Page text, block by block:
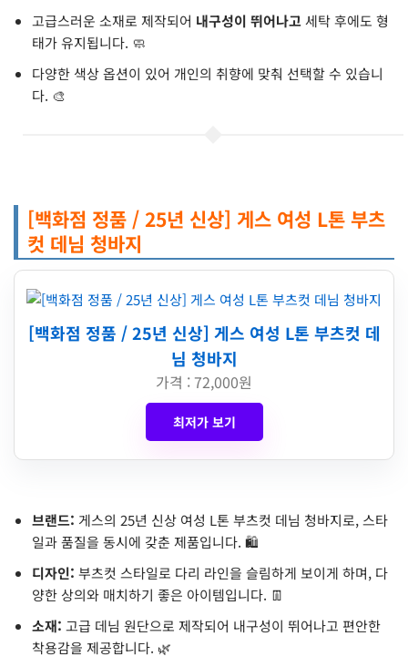
고급스러운 소재로 제작되어 내구성이 뛰어나고세탁 후에도 형
태가 유지됩니다. 🧼
다양한 색상 옵션이 있어 개인의 취향에 맞춰 선택할 수 있습니
다. 🎨
[백화점 정품 / 25년 신상] 게스 여성 L톤 부츠
컷 데님 청바지
[백화점 정품 / 25년 신상] 게스 여성 L톤 부츠컷 데
님 청바지
가격 : 72,000원
최저가 보기
브랜드: 게스의 25년 신상 여성 L톤 부츠컷 데님 청바지로, 스타
일과 품질을 동시에 갖춘 제품입니다. 🛍️
디자인: 부츠컷 스타일로 다리 라인을 슬림하게 보이게 하며, 다
양한 상의와 매치하기 좋은 아이템입니다. 👖
소재: 고급 데님 원단으로 제작되어 내구성이 뛰어나고 편안한
착용감을 제공합니다. 🌿